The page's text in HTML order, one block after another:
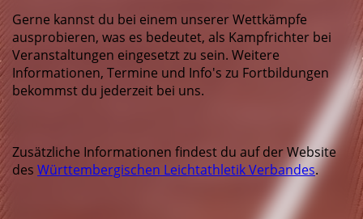
Gerne kannst du bei einem unserer Wettkämpfe
ausprobieren, was es bedeutet, als Kampfrichter bei
Veranstaltungen eingesetzt zu sein. Weitere
Informationen, Termine und Info's zu Fortbildungen
bekommst du jederzeit bei uns.
Zusätzliche Informationen findest du auf der Website
des Württembergischen Leichtathletik Verbandes.